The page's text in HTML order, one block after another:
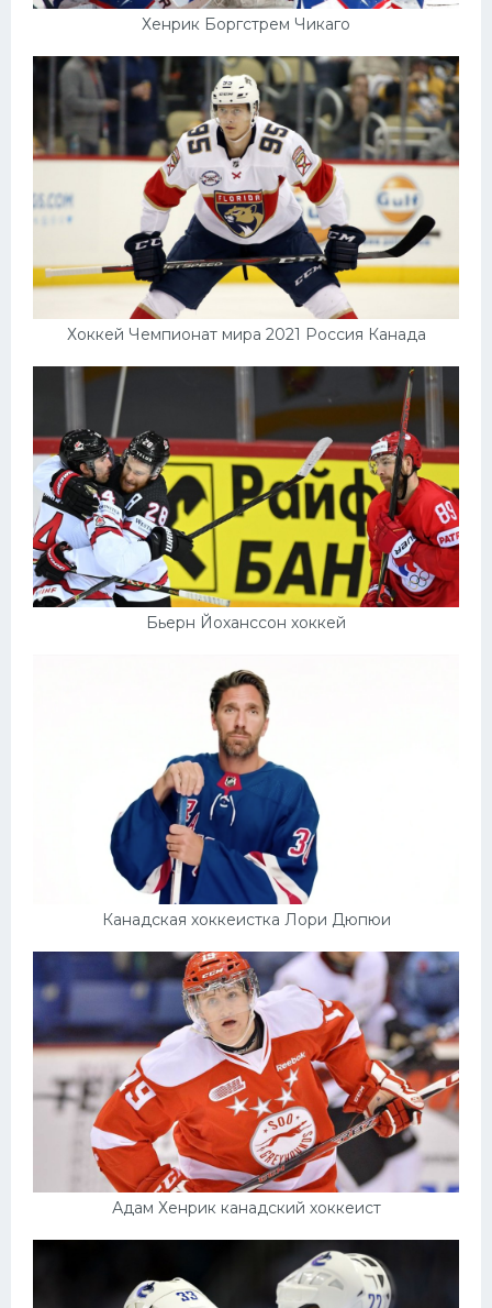
Хенрик Боргстрем Чикаго
Хоккей Чемпионат мира 2021 Россия Канада
Бьерн Йоханссон хоккей
Канадская хоккеистка Лори Дюпюи
Адам Хенрик канадский хоккеист